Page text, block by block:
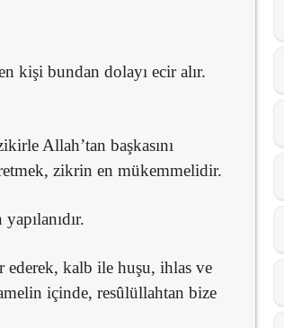
kişi bundan dolayı ecir alır.
Allah’tan başkasını
zikrin en mükemmelidir.
ederek, kalb ile huşu, ihlas ve
içinde, resûlüllahtan bize